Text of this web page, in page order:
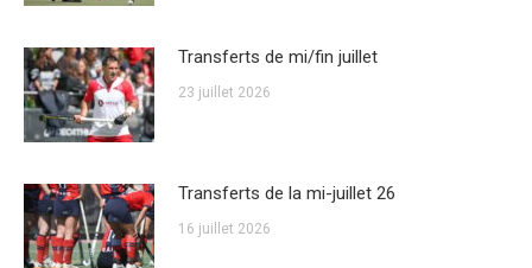
Transferts de mi/fin juillet
23 juillet 2026
Transferts de la mi-juillet 26
16 juillet 2026